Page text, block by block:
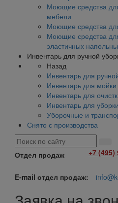
Моющие средства
мебели
Моющие средства
Моющие средства
эластичных
Инвентарь для ручной
Назад
Инвентарь для
Инвентарь для мойки
Инвентарь для
Инвентарь для
Уборочные и
Снято с производства
Отдел продаж +7 (495)
E-mail отдел продаж: